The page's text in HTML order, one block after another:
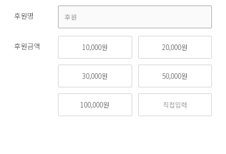
후원명
후원금액 10,000원 20,000원
30,000원 50,000원
100,000원